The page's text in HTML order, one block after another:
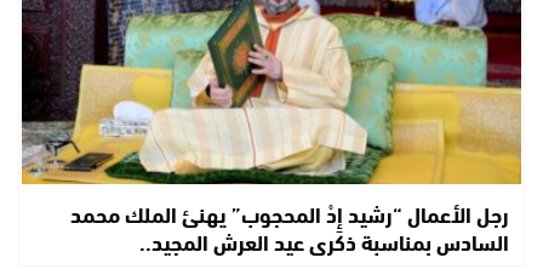
رجل الأعمال “رشيد إِدْ المحجوب” يهنئ الملك محمد
السادس بمناسبة ذكرى عيد العرش المجيد..